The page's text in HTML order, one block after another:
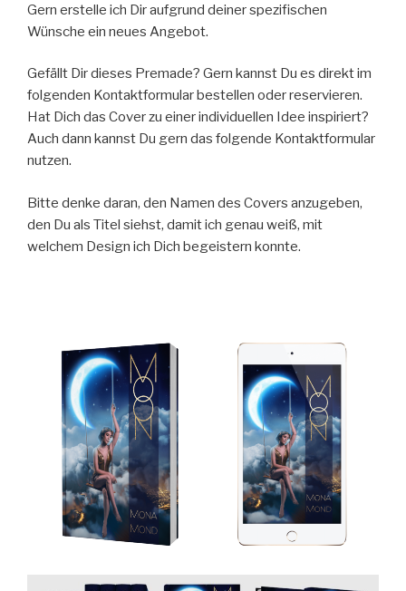
Gern erstelle ich Dir aufgrund deiner spezifischen
Wünsche ein neues Angebot.
Gefällt Dir dieses Premade? Gern kannst Du es direkt im
folgenden Kontaktformular bestellen oder reservieren.
Hat Dich das Cover zu einer individuellen Idee inspiriert?
Auch dann kannst Du gern das folgende Kontaktformular
nutzen.
Bitte denke daran, den Namen des Covers anzugeben,
den Du als Titel siehst, damit ich genau weiß, mit
welchem Design ich Dich begeistern konnte.